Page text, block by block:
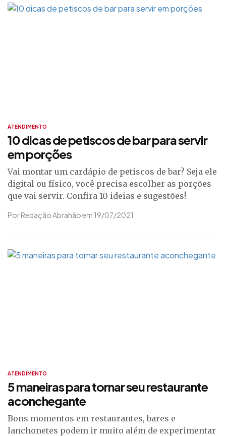
ATENDIMENTO
10 dicas de petiscos de bar para servir
em porções
Vai montar um cardápio de petiscos de bar? Seja ele
digital ou físico, você precisa escolher as porções
que vai servir. Confira 10 ideias e sugestões!
Por Redação Abrahão em 19/07/2021
ATENDIMENTO
5 maneiras para tornar seu restaurante
aconchegante
Bons momentos em restaurantes, bares e
lanchonetes podem ir muito além de experimentar